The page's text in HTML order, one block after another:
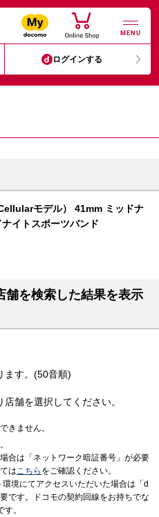
MENU
ログインする
モデル） 41mm ミッドナ
イトスポーツバンド
舗を検索した結果を表示
ます。(50音順)
舗を選択してください。
きません。
合は「ネットワーク暗証番号」が必要
はこちら をご確認ください。
境にてアクセスいただいた場合は「d
です。ドコモの契約回線をお持ちでな
。